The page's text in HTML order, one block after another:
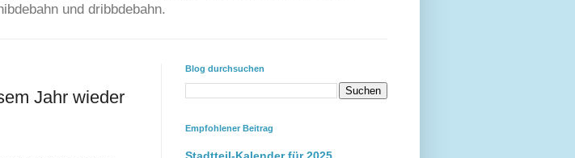
und dribbdebahn.
Jahr wieder
Blog durchsuchen
Empfohlener Beitrag